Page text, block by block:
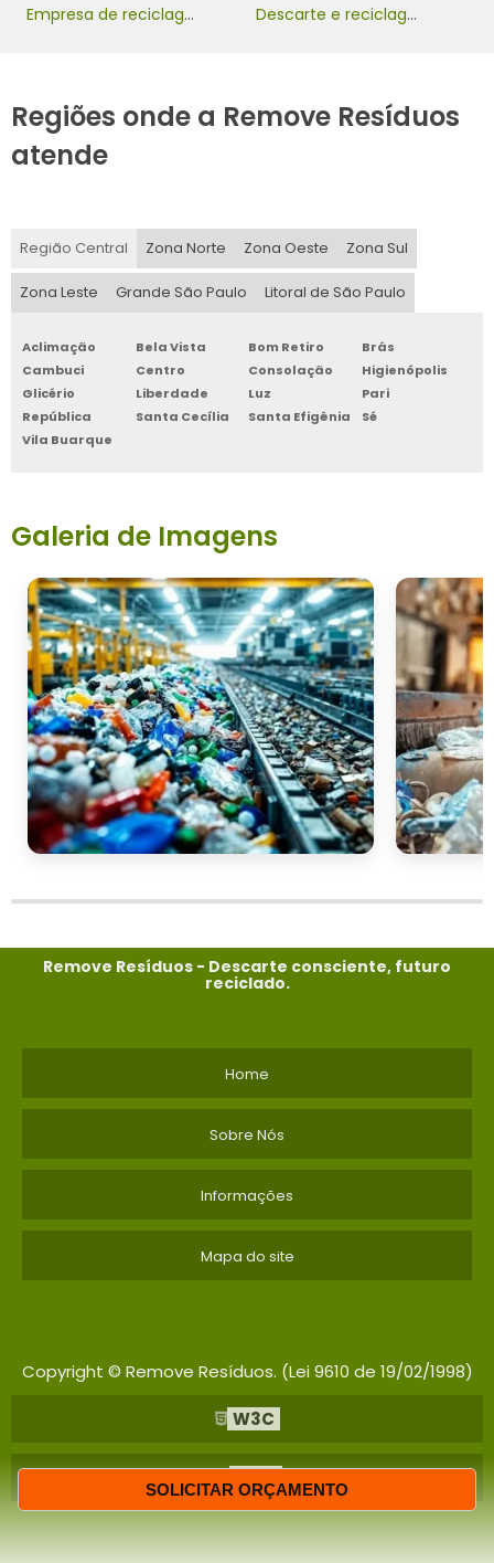
SOLICITAR ORÇAMENTO
Empresa de reciclagem de eletrônicos
Descarte e reciclagem de lixo eletrônico
Regiões onde a Remove Resíduos
atende
Região Central Zona Norte Zona Oeste Zona Sul
Zona Leste Grande São Paulo Litoral de São Paulo
Aclimação Bela Vista Bom Retiro
Brás
Cambuci
Centro Consolação
Higienópolis
Glicério
Liberdade Luz
Pari
República
Santa Cecília Santa Efigênia
Sé
Vila Buarque
Galeria de Imagens
Remove Resíduos - Descarte consciente, futuro
reciclado.
Home
Sobre Nós
Informações
Mapa do site
Copyright © Remove Resíduos. (Lei 9610 de 19/02/1998)
W3C
W3C